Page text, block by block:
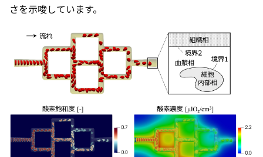
さを示唆しています。